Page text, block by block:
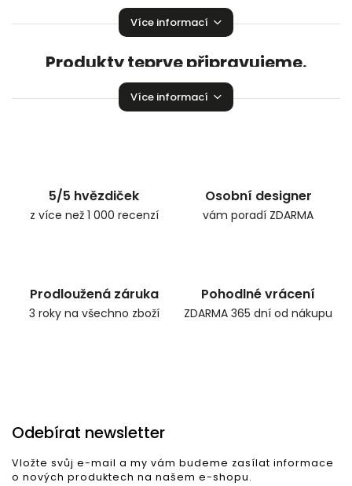
je zde z několika kusů. Je radost na nich sedět!
Více informací
Produkty teprve připravujeme.
Můžete se ale podívat na ostatní kategorie.
Více informací
5/5 hvězdiček
z více než 1 000 recenzí
Osobní designer
vám poradí ZDARMA
Prodloužená záruka
3 roky na všechno zboží
Pohodlné vrácení
ZDARMA 365 dní od nákupu
Odebírat newsletter
Vložte svůj e-mail a my vám budeme zasílat informace
o nových produktech na našem e-shopu.